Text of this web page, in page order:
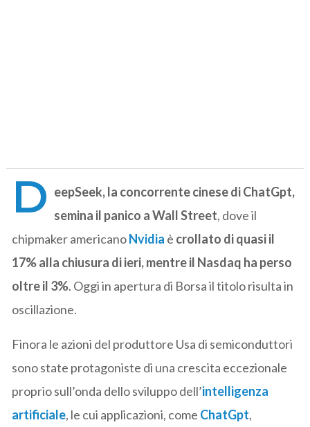
D eepSeek, la concorrente cinese di ChatGpt,
semina il panico a Wall Street, dove il
chipmaker americanoNvidia è crollato di quasi il
17% alla chiusura di ieri, mentre il Nasdaq ha perso
oltre il 3%. Oggi in apertura di Borsa il titolo risulta in
oscillazione.
Finora le azioni del produttore Usa di semiconduttori
sono state protagoniste di una crescita eccezionale
proprio sull’onda dello sviluppo dell’intelligenza
artificiale, le cui applicazioni, come ChatGpt,